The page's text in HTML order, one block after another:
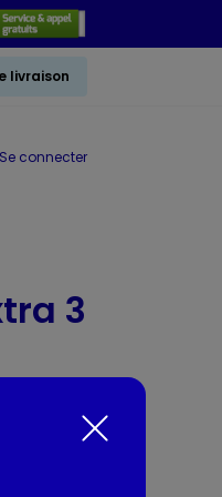
livraison
Se connecter
3